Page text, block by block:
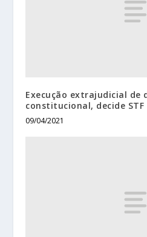
Execução extrajudicial de
constitucional, decide STF
09/04/2021